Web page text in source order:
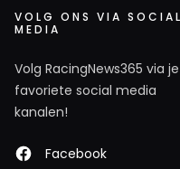
VOLG ONS VIA SOCIAL
MEDIA
Volg RacingNews365 via je
favoriete social media
kanalen!
Facebook